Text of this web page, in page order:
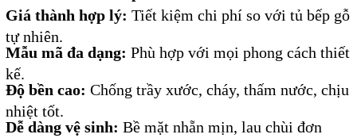
Giá thành hợp lý: Tiết kiệm chi phí so với tủ bếp gỗ
tự nhiên.
Mẫu mã đa dạng: Phù hợp với mọi phong cách thiết
kế.
Độ bền cao: Chống trầy xước, cháy, thấm nước, chịu
nhiệt tốt.
Dễ dàng vệ sinh: Bề mặt nhẵn mịn, lau chùi đơn